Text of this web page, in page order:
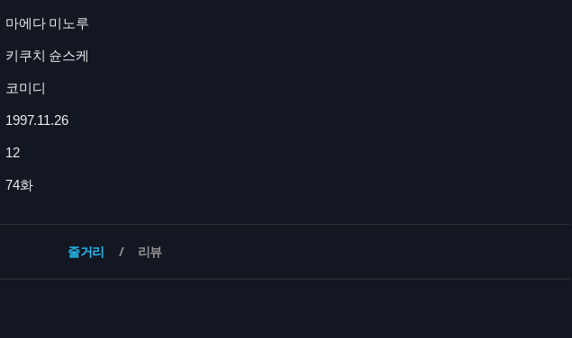
마에다 미노루
키쿠치 슌스케
코미디
1997.11.26
12
74화
줄거리 리뷰